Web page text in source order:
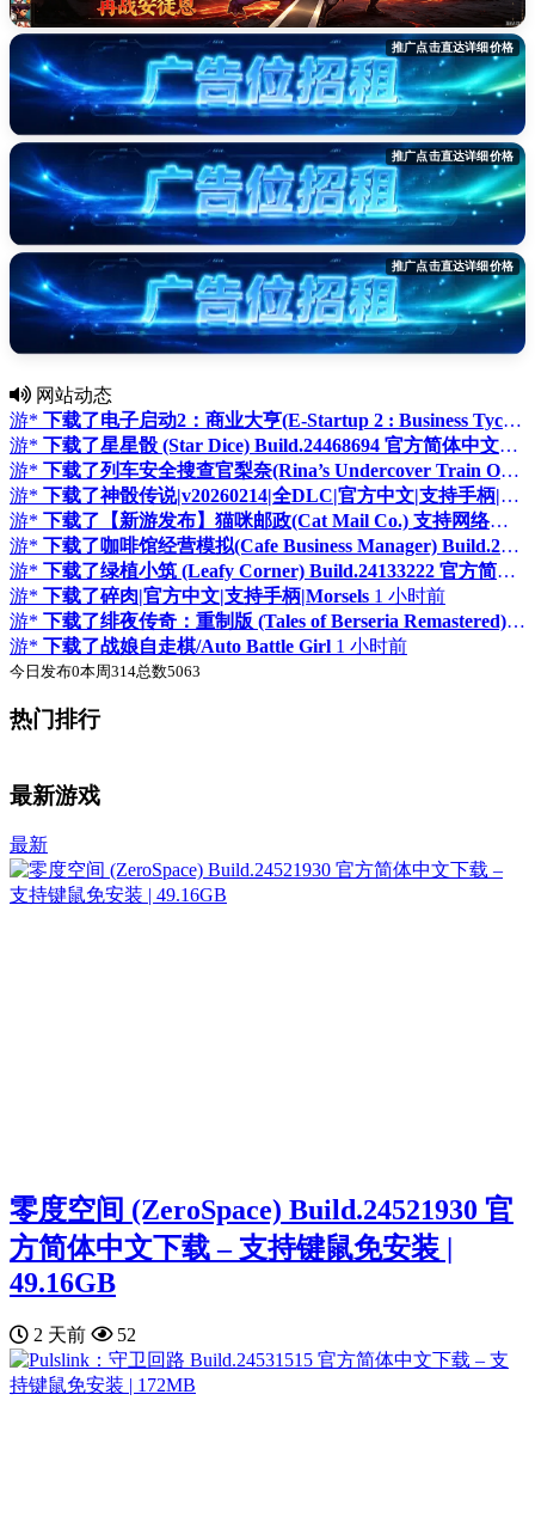
推广点击直达详细价格
推广点击直达详细价格
推广点击直达详细价格
网站动态
游* 下载了电子启动2：商业大亨(E-Startup 2 : Business Tycoon) Build.23956463 官方简体中文下载 – 支持键鼠免安装 | 290.47MB
游* 下载了星星骰 (Star Dice) Build.24468694 官方简体中文下载 – 支持手柄免安装 | 476.82MB
游* 下载了列车安全搜查官梨奈(Rina’s Undercover Train Operation) 官方中文下载 | 4.05G
游* 下载了神骰传说|v20260214|全DLC|官方中文|支持手柄|Dicefolk
游* 下载了【新游发布】猫咪邮政(Cat Mail Co.) 支持网络联机 Build.24152930 官方简体中文下载 – 支持键鼠免安装 | 824MB
游* 下载了咖啡馆经营模拟(Cafe Business Manager) Build.24062191 官方简体中文下载 – 支持键鼠免安装 | 6.55GB
游* 下载了绿植小筑 (Leafy Corner) Build.24133222 官方简体中文下载 – 支持手柄免安装 | 745MB
游* 下载了碎肉|官方中文|支持手柄|Morsels 1 小时前
游* 下载了绯夜传奇：重制版 (Tales of Berseria Remastered) v1.0.5 官方简体中文下载 – 支持手柄免安装 | 14.1GB
游* 下载了战娘自走棋/Auto Battle Girl 1 小时前
今日发布0本周314总数5063
热门排行
最新游戏
最新
零度空间 (ZeroSpace) Build.24521930 官
方简体中文下载 – 支持键鼠免安装 |
49.16GB
2 天前 52